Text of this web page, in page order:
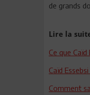
de grands
Lire la
Ce que
Caïd
Comment